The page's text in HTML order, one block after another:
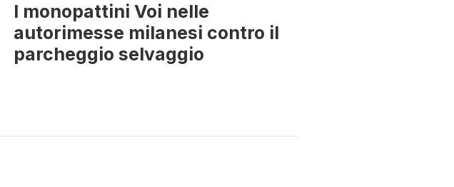
I monopattini Voi nelle
autorimesse milanesi contro il
parcheggio selvaggio